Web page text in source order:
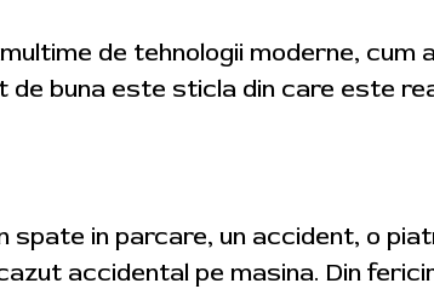
de tehnologii moderne, cum
de buna este sticla din care este
spate in parcare, un accident, o
accidental pe masina. Din